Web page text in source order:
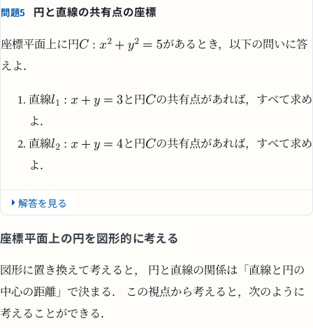
問題5 円と直線の共有点の座標
座標平面上に円
があるとき，以下の問いに答
えよ．
直線 と円
の共有点があれば，すべて求め
よ．
直線
と円
の共有点があれば，すべて求め
よ．
解答を見る
座標平面上の円を図形的に考える
図形に置き換えて考えると， 円と直線の関係は「直線と円の
中心の距離」で決まる． この視点から考えると，次のように
考えることができる．